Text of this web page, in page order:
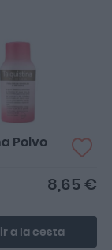
Polvo
8,65 €
a la cesta